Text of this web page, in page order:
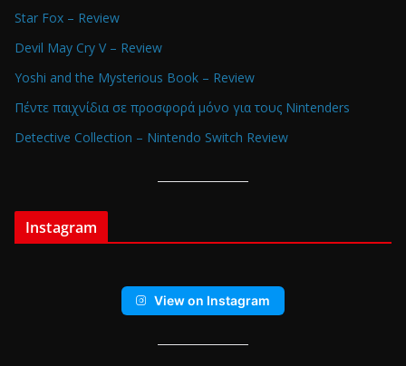
Star Fox – Review
Devil May Cry V – Review
Yoshi and the Mysterious Book – Review
Πέντε παιχνίδια σε προσφορά μόνο για τους Nintenders
Detective Collection – Nintendo Switch Review
Instagram
View on Instagram